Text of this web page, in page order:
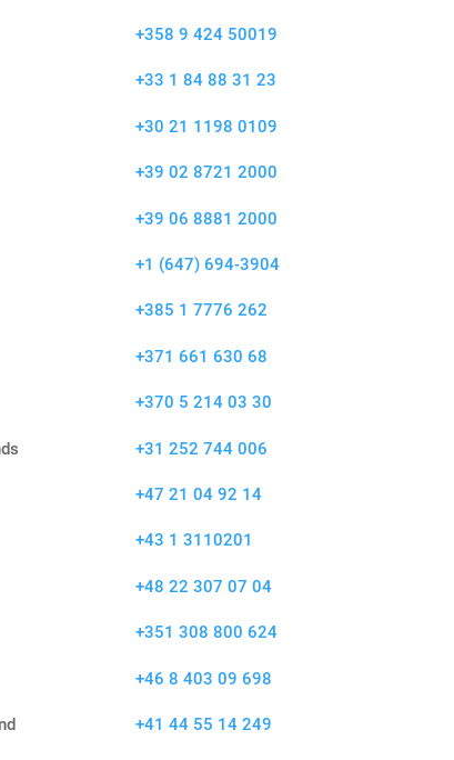
+358 9 424 50019
+33 1 84 88 31 23
+30 21 1198 0109
+39 02 8721 2000
+39 06 8881 2000
+1 (647) 694-3904
+385 1 7776 262
+371 661 630 68
+370 5 214 03 30
+31 252 744 006
+47 21 04 92 14
+43 1 3110201
+48 22 307 07 04
+351 308 800 624
+46 8 403 09 698
+41 44 55 14 249